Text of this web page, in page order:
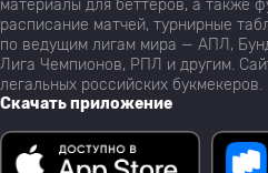
материалы для беттеров, а также
расписание матчей, турнирные
по ведущим лигам мира — АПЛ,
Лига Чемпионов, РПЛ и другим.
легальных российских букмекеров.
Скачать приложение